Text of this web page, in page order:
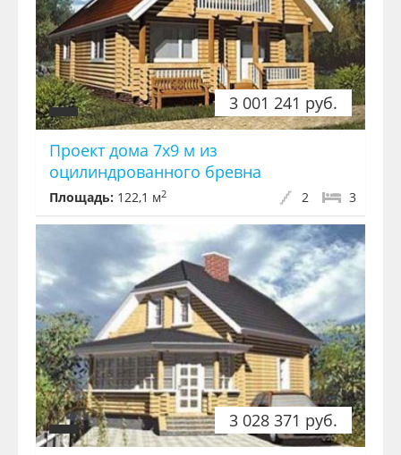
3 001 241 руб.
Проект дома 7x9 м из
оцилиндрованного бревна
Площадь: 122,1 м2 3
2
3 028 371 руб.